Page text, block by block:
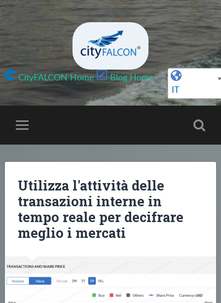
CityFALCON Home
Blog Home
IT
Utilizza l'attività delle
transazioni interne in
tempo reale per decifrare
meglio i mercati